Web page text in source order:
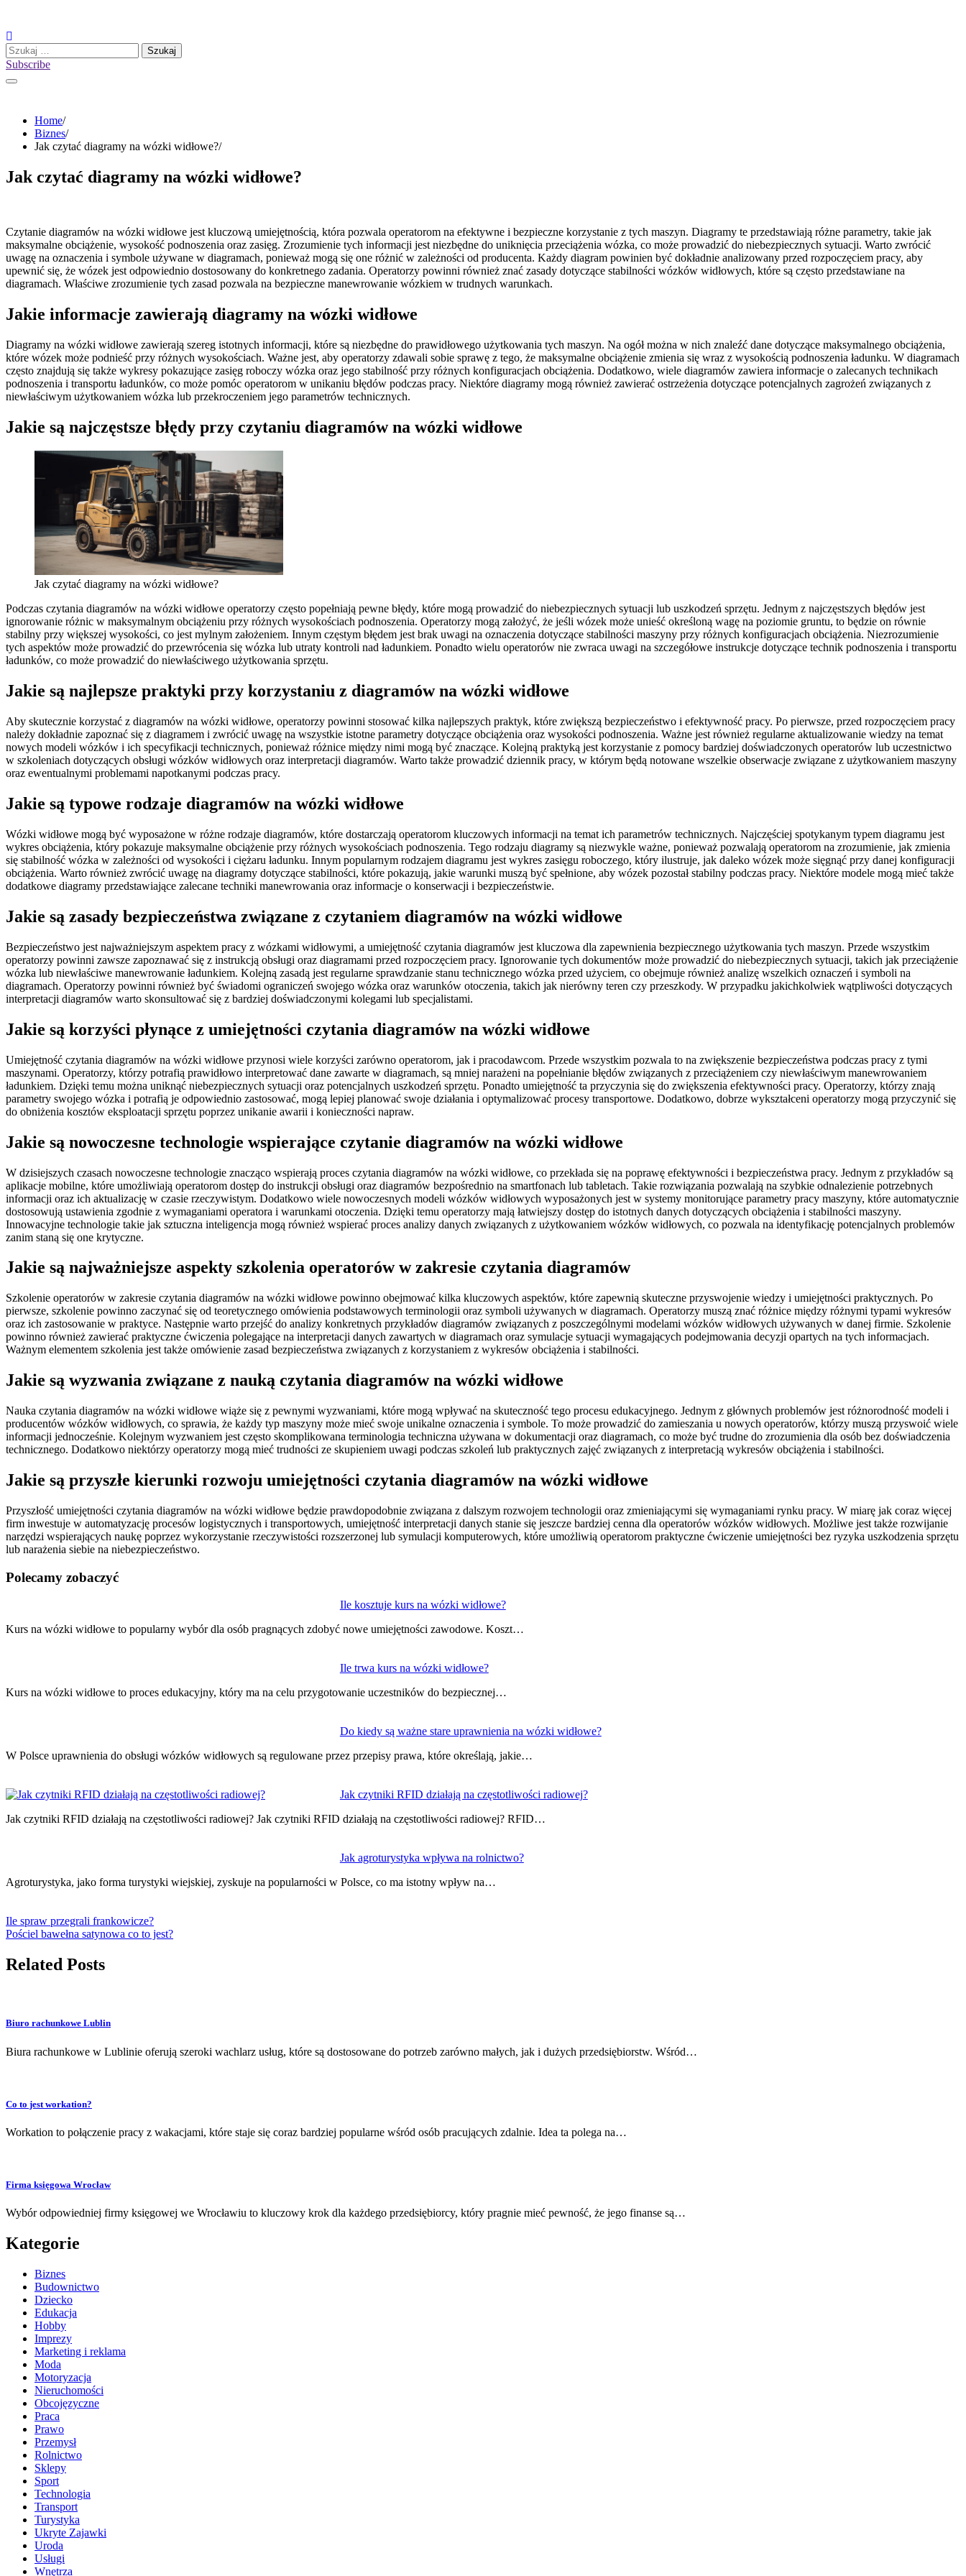
content
Szukaj:
Subscribe
Home
Biznes
Jak czytać diagramy na wózki widłowe?
Jak czytać diagramy na wózki widłowe?
Czytanie diagramów na wózki widłowe jest kluczową umiejętnością, która pozwala operatorom na efektywne i bezpieczne korzystanie z tych maszyn. Diagramy te przedstawiają różne parametry, takie jak
maksymalne obciążenie, wysokość podnoszenia oraz zasięg. Zrozumienie tych informacji jest niezbędne do uniknięcia przeciążenia wózka, co może prowadzić do niebezpiecznych sytuacji. Warto zwrócić
uwagę na oznaczenia i symbole używane w diagramach, ponieważ mogą się one różnić w zależności od producenta. Każdy diagram powinien być dokładnie analizowany przed rozpoczęciem pracy, aby
upewnić się, że wózek jest odpowiednio dostosowany do konkretnego zadania. Operatorzy powinni również znać zasady dotyczące stabilności wózków widłowych, które są często przedstawiane na
diagramach. Właściwe zrozumienie tych zasad pozwala na bezpieczne manewrowanie wózkiem w trudnych warunkach.
Jakie informacje zawierają diagramy na wózki widłowe
Diagramy na wózki widłowe zawierają szereg istotnych informacji, które są niezbędne do prawidłowego użytkowania tych maszyn. Na ogół można w nich znaleźć dane dotyczące maksymalnego obciążenia,
które wózek może podnieść przy różnych wysokościach. Ważne jest, aby operatorzy zdawali sobie sprawę z tego, że maksymalne obciążenie zmienia się wraz z wysokością podnoszenia ładunku. W diagramach
często znajdują się także wykresy pokazujące zasięg roboczy wózka oraz jego stabilność przy różnych konfiguracjach obciążenia. Dodatkowo, wiele diagramów zawiera informacje o zalecanych technikach
podnoszenia i transportu ładunków, co może pomóc operatorom w unikaniu błędów podczas pracy. Niektóre diagramy mogą również zawierać ostrzeżenia dotyczące potencjalnych zagrożeń związanych z
niewłaściwym użytkowaniem wózka lub przekroczeniem jego parametrów technicznych.
Jakie są najczęstsze błędy przy czytaniu diagramów na wózki widłowe
Jak czytać diagramy na wózki widłowe?
Podczas czytania diagramów na wózki widłowe operatorzy często popełniają pewne błędy, które mogą prowadzić do niebezpiecznych sytuacji lub uszkodzeń sprzętu. Jednym z najczęstszych błędów jest
ignorowanie różnic w maksymalnym obciążeniu przy różnych wysokościach podnoszenia. Operatorzy mogą założyć, że jeśli wózek może unieść określoną wagę na poziomie gruntu, to będzie on równie
stabilny przy większej wysokości, co jest mylnym założeniem. Innym częstym błędem jest brak uwagi na oznaczenia dotyczące stabilności maszyny przy różnych konfiguracjach obciążenia. Niezrozumienie
tych aspektów może prowadzić do przewrócenia się wózka lub utraty kontroli nad ładunkiem. Ponadto wielu operatorów nie zwraca uwagi na szczegółowe instrukcje dotyczące technik podnoszenia i transportu
ładunków, co może prowadzić do niewłaściwego użytkowania sprzętu.
Jakie są najlepsze praktyki przy korzystaniu z diagramów na wózki widłowe
Aby skutecznie korzystać z diagramów na wózki widłowe, operatorzy powinni stosować kilka najlepszych praktyk, które zwiększą bezpieczeństwo i efektywność pracy. Po pierwsze, przed rozpoczęciem pracy
należy dokładnie zapoznać się z diagramem i zwrócić uwagę na wszystkie istotne parametry dotyczące obciążenia oraz wysokości podnoszenia. Ważne jest również regularne aktualizowanie wiedzy na temat
nowych modeli wózków i ich specyfikacji technicznych, ponieważ różnice między nimi mogą być znaczące. Kolejną praktyką jest korzystanie z pomocy bardziej doświadczonych operatorów lub uczestnictwo
w szkoleniach dotyczących obsługi wózków widłowych oraz interpretacji diagramów. Warto także prowadzić dziennik pracy, w którym będą notowane wszelkie obserwacje związane z użytkowaniem maszyny
oraz ewentualnymi problemami napotkanymi podczas pracy.
Jakie są typowe rodzaje diagramów na wózki widłowe
Wózki widłowe mogą być wyposażone w różne rodzaje diagramów, które dostarczają operatorom kluczowych informacji na temat ich parametrów technicznych. Najczęściej spotykanym typem diagramu jest
wykres obciążenia, który pokazuje maksymalne obciążenie przy różnych wysokościach podnoszenia. Tego rodzaju diagramy są niezwykle ważne, ponieważ pozwalają operatorom na zrozumienie, jak zmienia
się stabilność wózka w zależności od wysokości i ciężaru ładunku. Innym popularnym rodzajem diagramu jest wykres zasięgu roboczego, który ilustruje, jak daleko wózek może sięgnąć przy danej konfiguracji
obciążenia. Warto również zwrócić uwagę na diagramy dotyczące stabilności, które pokazują, jakie warunki muszą być spełnione, aby wózek pozostał stabilny podczas pracy. Niektóre modele mogą mieć także
dodatkowe diagramy przedstawiające zalecane techniki manewrowania oraz informacje o konserwacji i bezpieczeństwie.
Jakie są zasady bezpieczeństwa związane z czytaniem diagramów na wózki widłowe
Bezpieczeństwo jest najważniejszym aspektem pracy z wózkami widłowymi, a umiejętność czytania diagramów jest kluczowa dla zapewnienia bezpiecznego użytkowania tych maszyn. Przede wszystkim
operatorzy powinni zawsze zapoznawać się z instrukcją obsługi oraz diagramami przed rozpoczęciem pracy. Ignorowanie tych dokumentów może prowadzić do niebezpiecznych sytuacji, takich jak przeciążenie
wózka lub niewłaściwe manewrowanie ładunkiem. Kolejną zasadą jest regularne sprawdzanie stanu technicznego wózka przed użyciem, co obejmuje również analizę wszelkich oznaczeń i symboli na
diagramach. Operatorzy powinni również być świadomi ograniczeń swojego wózka oraz warunków otoczenia, takich jak nierówny teren czy przeszkody. W przypadku jakichkolwiek wątpliwości dotyczących
interpretacji diagramów warto skonsultować się z bardziej doświadczonymi kolegami lub specjalistami.
Jakie są korzyści płynące z umiejętności czytania diagramów na wózki widłowe
Umiejętność czytania diagramów na wózki widłowe przynosi wiele korzyści zarówno operatorom, jak i pracodawcom. Przede wszystkim pozwala to na zwiększenie bezpieczeństwa podczas pracy z tymi
maszynami. Operatorzy, którzy potrafią prawidłowo interpretować dane zawarte w diagramach, są mniej narażeni na popełnianie błędów związanych z przeciążeniem czy niewłaściwym manewrowaniem
ładunkiem. Dzięki temu można uniknąć niebezpiecznych sytuacji oraz potencjalnych uszkodzeń sprzętu. Ponadto umiejętność ta przyczynia się do zwiększenia efektywności pracy. Operatorzy, którzy znają
parametry swojego wózka i potrafią je odpowiednio zastosować, mogą lepiej planować swoje działania i optymalizować procesy transportowe. Dodatkowo, dobrze wykształceni operatorzy mogą przyczynić się
do obniżenia kosztów eksploatacji sprzętu poprzez unikanie awarii i konieczności napraw.
Jakie są nowoczesne technologie wspierające czytanie diagramów na wózki widłowe
W dzisiejszych czasach nowoczesne technologie znacząco wspierają proces czytania diagramów na wózki widłowe, co przekłada się na poprawę efektywności i bezpieczeństwa pracy. Jednym z przykładów są
aplikacje mobilne, które umożliwiają operatorom dostęp do instrukcji obsługi oraz diagramów bezpośrednio na smartfonach lub tabletach. Takie rozwiązania pozwalają na szybkie odnalezienie potrzebnych
informacji oraz ich aktualizację w czasie rzeczywistym. Dodatkowo wiele nowoczesnych modeli wózków widłowych wyposażonych jest w systemy monitorujące parametry pracy maszyny, które automatycznie
dostosowują ustawienia zgodnie z wymaganiami operatora i warunkami otoczenia. Dzięki temu operatorzy mają łatwiejszy dostęp do istotnych danych dotyczących obciążenia i stabilności maszyny.
Innowacyjne technologie takie jak sztuczna inteligencja mogą również wspierać proces analizy danych związanych z użytkowaniem wózków widłowych, co pozwala na identyfikację potencjalnych problemów
zanim staną się one krytyczne.
Jakie są najważniejsze aspekty szkolenia operatorów w zakresie czytania diagramów
Szkolenie operatorów w zakresie czytania diagramów na wózki widłowe powinno obejmować kilka kluczowych aspektów, które zapewnią skuteczne przyswojenie wiedzy i umiejętności praktycznych. Po
pierwsze, szkolenie powinno zaczynać się od teoretycznego omówienia podstawowych terminologii oraz symboli używanych w diagramach. Operatorzy muszą znać różnice między różnymi typami wykresów
oraz ich zastosowanie w praktyce. Następnie warto przejść do analizy konkretnych przykładów diagramów związanych z poszczególnymi modelami wózków widłowych używanych w danej firmie. Szkolenie
powinno również zawierać praktyczne ćwiczenia polegające na interpretacji danych zawartych w diagramach oraz symulacje sytuacji wymagających podejmowania decyzji opartych na tych informacjach.
Ważnym elementem szkolenia jest także omówienie zasad bezpieczeństwa związanych z korzystaniem z wykresów obciążenia i stabilności.
Jakie są wyzwania związane z nauką czytania diagramów na wózki widłowe
Nauka czytania diagramów na wózki widłowe wiąże się z pewnymi wyzwaniami, które mogą wpływać na skuteczność tego procesu edukacyjnego. Jednym z głównych problemów jest różnorodność modeli i
producentów wózków widłowych, co sprawia, że każdy typ maszyny może mieć swoje unikalne oznaczenia i symbole. To może prowadzić do zamieszania u nowych operatorów, którzy muszą przyswoić wiele
informacji jednocześnie. Kolejnym wyzwaniem jest często skomplikowana terminologia techniczna używana w dokumentacji oraz diagramach, co może być trudne do zrozumienia dla osób bez doświadczenia
technicznego. Dodatkowo niektórzy operatorzy mogą mieć trudności ze skupieniem uwagi podczas szkoleń lub praktycznych zajęć związanych z interpretacją wykresów obciążenia i stabilności.
Jakie są przyszłe kierunki rozwoju umiejętności czytania diagramów na wózki widłowe
Przyszłość umiejętności czytania diagramów na wózki widłowe będzie prawdopodobnie związana z dalszym rozwojem technologii oraz zmieniającymi się wymaganiami rynku pracy. W miarę jak coraz więcej
firm inwestuje w automatyzację procesów logistycznych i transportowych, umiejętność interpretacji danych stanie się jeszcze bardziej cenna dla operatorów wózków widłowych. Możliwe jest także rozwijanie
narzędzi wspierających naukę poprzez wykorzystanie rzeczywistości rozszerzonej lub symulacji komputerowych, które umożliwią operatorom praktyczne ćwiczenie umiejętności bez ryzyka uszkodzenia sprzętu
lub narażenia siebie na niebezpieczeństwo.
Polecamy zobaczyć
Ile kosztuje kurs na wózki widłowe?
Kurs na wózki widłowe to popularny wybór dla osób pragnących zdobyć nowe umiejętności zawodowe. Koszt…
Ile trwa kurs na wózki widłowe?
Kurs na wózki widłowe to proces edukacyjny, który ma na celu przygotowanie uczestników do bezpiecznej…
Do kiedy są ważne stare uprawnienia na wózki widłowe?
W Polsce uprawnienia do obsługi wózków widłowych są regulowane przez przepisy prawa, które określają, jakie…
Jak czytniki RFID działają na częstotliwości radiowej?
Jak czytniki RFID działają na częstotliwości radiowej? Jak czytniki RFID działają na częstotliwości radiowej? RFID…
Jak agroturystyka wpływa na rolnictwo?
Agroturystyka, jako forma turystyki wiejskiej, zyskuje na popularności w Polsce, co ma istotny wpływ na…
wpisu
Ile spraw przegrali frankowicze?
Pościel bawełna satynowa co to jest?
Related Posts
Biuro rachunkowe Lublin
Biura rachunkowe w Lublinie oferują szeroki wachlarz usług, które są dostosowane do potrzeb zarówno małych, jak i dużych przedsiębiorstw. Wśród…
Co to jest workation?
Workation to połączenie pracy z wakacjami, które staje się coraz bardziej popularne wśród osób pracujących zdalnie. Idea ta polega na…
Firma księgowa Wrocław
Wybór odpowiedniej firmy księgowej we Wrocławiu to kluczowy krok dla każdego przedsiębiorcy, który pragnie mieć pewność, że jego finanse są…
Kategorie
Biznes
Budownictwo
Dziecko
Edukacja
Hobby
Imprezy
Marketing i reklama
Moda
Motoryzacja
Nieruchomości
Obcojęzyczne
Praca
Prawo
Przemysł
Rolnictwo
Sklepy
Sport
Technologia
Transport
Turystyka
Ukryte Zajawki
Uroda
Usługi
Wnętrza